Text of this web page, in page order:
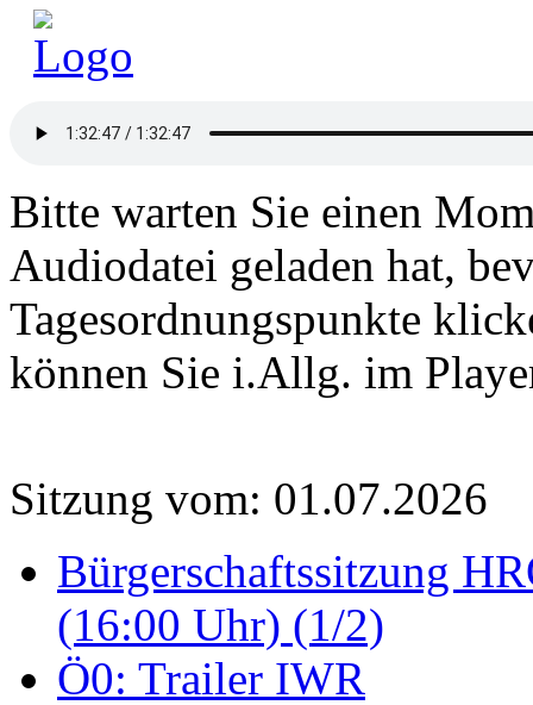
Bitte warten Sie einen
Audiodatei geladen hat,
Tagesordnungspunkte
können Sie i.Allg. im
Sitzung vom: 01.07.2026
Bürgerschaftssitzung
(16:00 Uhr) (1/2)
Ö0: Trailer IWR